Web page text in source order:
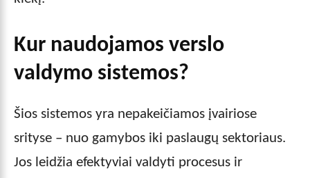
Kur naudojamos verslo
valdymo sistemos?
Šios sistemos yra nepakeičiamos įvairiose
srityse – nuo gamybos iki paslaugų sektoriaus.
Jos leidžia efektyviai valdyti procesus ir